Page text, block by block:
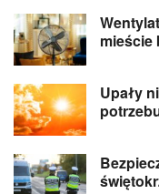
mieście
Upały